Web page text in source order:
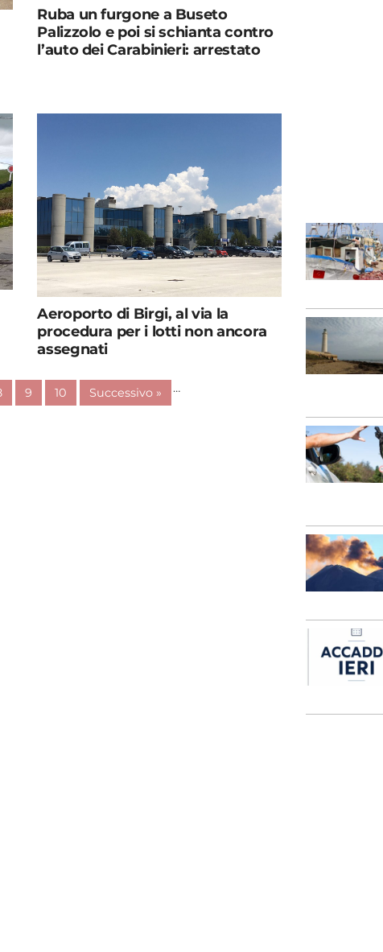
Ruba un furgone a Buseto
Palizzolo e poi si schianta contro
l’auto dei Carabinieri: arrestato
Aeroporto di Birgi, al via la
procedura per i lotti non ancora
assegnati
…
9 10 Successivo »